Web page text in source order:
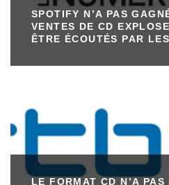
SPOTIFY N’A PAS
VENTES DE CD
ÊTRE ÉCOUTÉS PAR
LE FORMAT CD N’A